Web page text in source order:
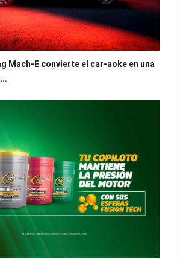
Mach-E convierte el car-aoke en una